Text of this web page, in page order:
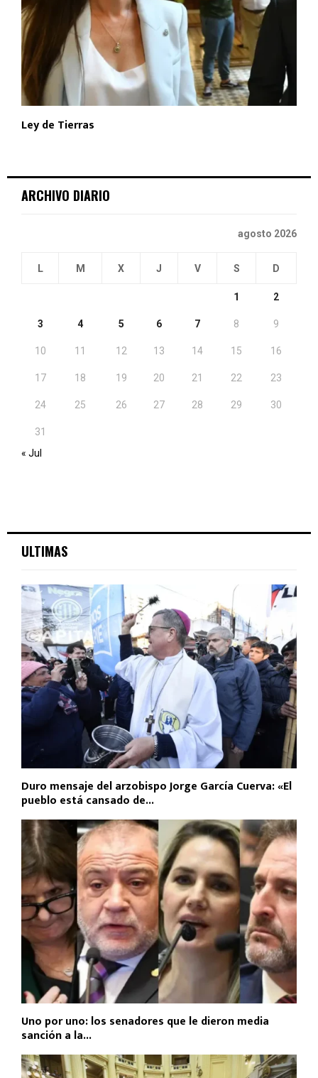
Ley de Tierras
ARCHIVO DIARIO
agosto 2026
L M X J V S D
1 2
3 4 5 6 7 8 9
10 11 12 13 14 15 16
17 18 19 20 21 22 23
24 25 26 27 28 29 30
31
« Jul
ULTIMAS
Duro mensaje del arzobispo Jorge García Cuerva: «El
pueblo está cansado de...
Uno por uno: los senadores que le dieron media
sanción a la...